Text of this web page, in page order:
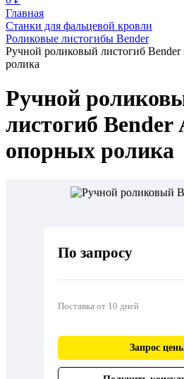
Главная
Станки для фальцевой кровли
Роликовые листогибы Bender
Ручной роликовый листогиб
ролика
Ручной
листогиб Bender
опорных ролика
По запросу
Поставка от 10 дней
Запрос